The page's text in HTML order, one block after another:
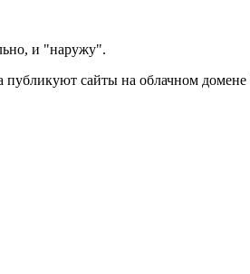
и "наружу".
сайты на облачном домене